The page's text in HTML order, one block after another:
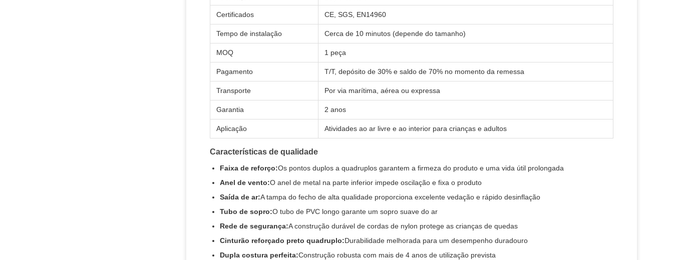
Certificados CE, SGS, EN14960
Tempo de instalação Cerca de 10 minutos (depende do tamanho)
MOQ 1 peça
Pagamento T/T, depósito de 30% e saldo de 70% no momento da remessa
Transporte Por via marítima, aérea ou expressa
Garantia 2 anos
Aplicação Atividades ao ar livre e ao interior para crianças e adultos
Características de qualidade
Faixa de reforço:Os pontos duplos a quadruplos garantem a firmeza do produto e uma vida útil prolongada
Anel de vento:O anel de metal na parte inferior impede oscilação e fixa o produto
Saída de ar:A tampa do fecho de alta qualidade proporciona excelente vedação e rápido desinflação
Tubo de sopro:O tubo de PVC longo garante um sopro suave do ar
Rede de segurança:A construção durável de cordas de nylon protege as crianças de quedas
Cinturão reforçado preto quadruplo:Durabilidade melhorada para um desempenho duradouro
Dupla costura perfeita:Construção robusta com mais de 4 anos de utilização prevista